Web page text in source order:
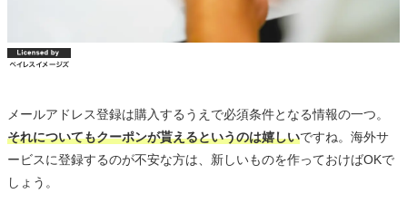
メールアドレス登録は購入するうえで必須条件となる情報の一つ。
それについてもクーポンが貰えるというのは嬉しいですね。海外サ
ービスに登録するのが不安な方は、新しいものを作っておけばOKで
しょう。